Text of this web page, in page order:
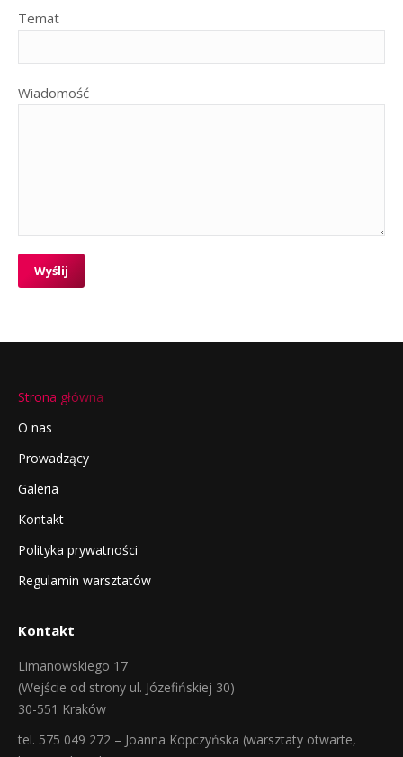
Temat
Wiadomość
Strona główna
O nas
Prowadzący
Galeria
Kontakt
Polityka prywatności
Regulamin warsztatów
Kontakt
Limanowskiego 17
(Wejście od strony ul. Józefińskiej 30)
30-551 Kraków
tel. 575 049 272 – Joanna Kopczyńska (warsztaty otwarte,